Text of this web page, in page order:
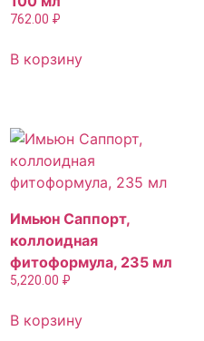
762.00 ₽
В корзину
Имьюн Саппорт,
коллоидная
фитоформула, 235 мл
5,220.00 ₽
В корзину